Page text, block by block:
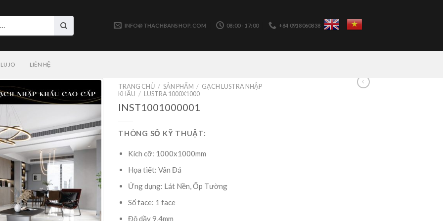
INFO@THACHBANSHOP.COM 08:00 - 17:00 +84 0918060838
LUJO LIÊN HỆ
TRANG CHỦ / SẢN PHẨM / GẠCH LUSTRA NHẬP
KHẨU / LUSTRA 1000X1000
INST1001000001
THÔNG SỐ KỸ THUẬT:
Kích cỡ: 1000x1000mm
Họa tiết: Vân Đá
Ứng dụng: Lát Nền, Ốp Tường
Số face: 1 face
Độ dầy 9,4mm